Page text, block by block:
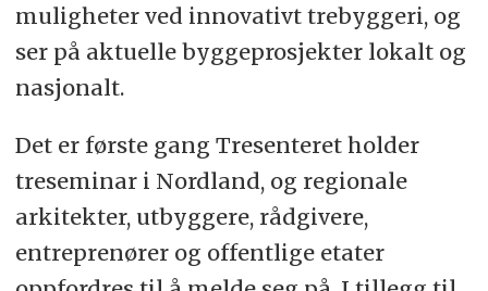
muligheter ved innovativt trebyggeri, og
ser på aktuelle byggeprosjekter lokalt og
nasjonalt.
Det er første gang Tresenteret holder
treseminar i Nordland, og regionale
arkitekter, utbyggere, rådgivere,
entreprenører og offentlige etater